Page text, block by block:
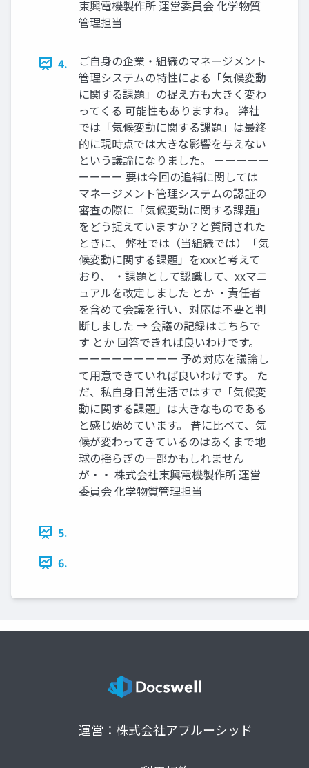
東興電機製作所 運営委員会 化学物質
管理担当
4.
ご自身の企業・組織のマネージメント
管理システムの特性による「気候変動
に関する課題」の捉え方も大きく変わ
ってくる 可能性もありますね。 弊社
では「気候変動に関する課題」は最終
的に現時点では大きな影響を与えない
という議論になりました。 ーーーーー
ーーーー 要は今回の追補に関しては
マネージメント管理システムの認証の
審査の際に「気候変動に関する課題」
をどう捉えていますか？と質問された
ときに、 弊社では（当組織では）「気
候変動に関する課題」をxxxと考えて
おり、 ・課題として認識して、xxマニ
ュアルを改定しました とか ・責任者
を含めて会議を行い、対応は不要と判
断しました → 会議の記録はこちらで
す とか 回答できれば良いわけです。
ーーーーーーーーー 予め対応を議論し
て用意できていれば良いわけです。 た
だ、私自身日常生活ではすで「気候変
動に関する課題」は大きなものである
と感じ始めています。 昔に比べて、気
候が変わってきているのはあくまで地
球の揺らぎの一部かもしれません
が・・ 株式会社東興電機製作所 運営
委員会 化学物質管理担当
5.
6.
運営：株式会社アプルーシッド